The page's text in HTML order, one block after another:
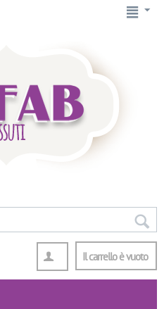
Il carrello è vuoto